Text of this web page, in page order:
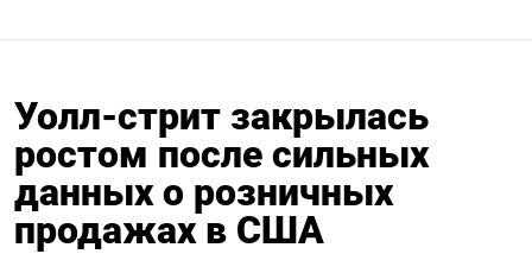
Уолл-стрит закрылась
ростом после сильных
данных о розничных
продажах в США